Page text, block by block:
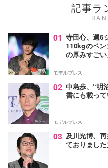
記事ラ
01 寺田心、週6
110kgのベン
の厚みすご
モデルプレス
02 中島歩、“明
書にも載っ
モデルプレス
03 及川光博、
ておりました